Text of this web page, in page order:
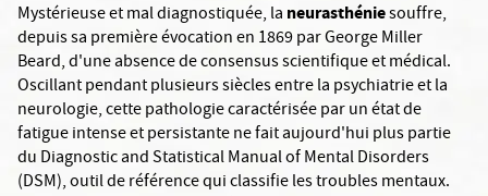
Mystérieuse et mal diagnostiquée, la neurasthéniesouffre,
depuis sa première évocation en 1869 par George Miller
Beard, d'une absence de consensus scientifique et médical.
Oscillant pendant plusieurs siècles entre la psychiatrie et la
neurologie, cette pathologie caractérisée par un état de
fatigue intense et persistante ne fait aujourd'hui plus partie
du Diagnostic and Statistical Manual of Mental Disorders
(DSM), outil de référence qui classifie les troubles mentaux.